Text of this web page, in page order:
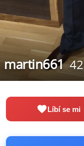
martin661 42
Líbí se mi